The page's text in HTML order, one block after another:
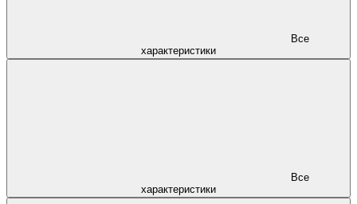
характеристики
характеристики